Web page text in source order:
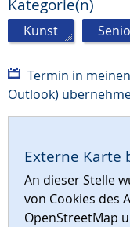
Kategorie(n)
Kunst
Termin in
Outlook)
Externe Karte
An dieser Stelle
von Cookies des
OpenStreetMap